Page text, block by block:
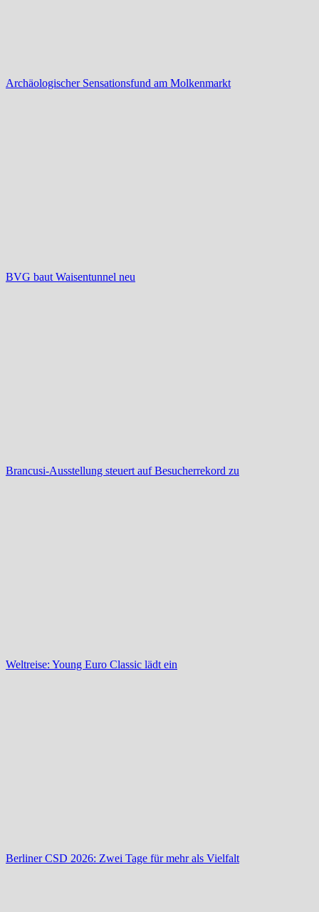
Archäologischer Sensationsfund am Molkenmarkt
BVG baut Waisentunnel neu
Brancusi-Ausstellung steuert auf Besucherrekord zu
Weltreise: Young Euro Classic lädt ein
Berliner CSD 2026: Zwei Tage für mehr als Vielfalt